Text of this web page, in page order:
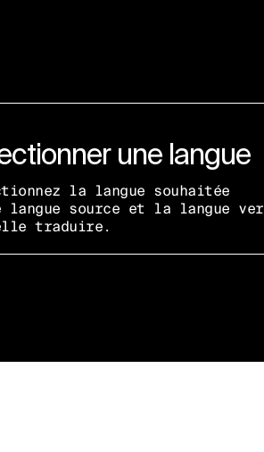
une langue
la langue souhaitée
langue source et la langue
traduire.